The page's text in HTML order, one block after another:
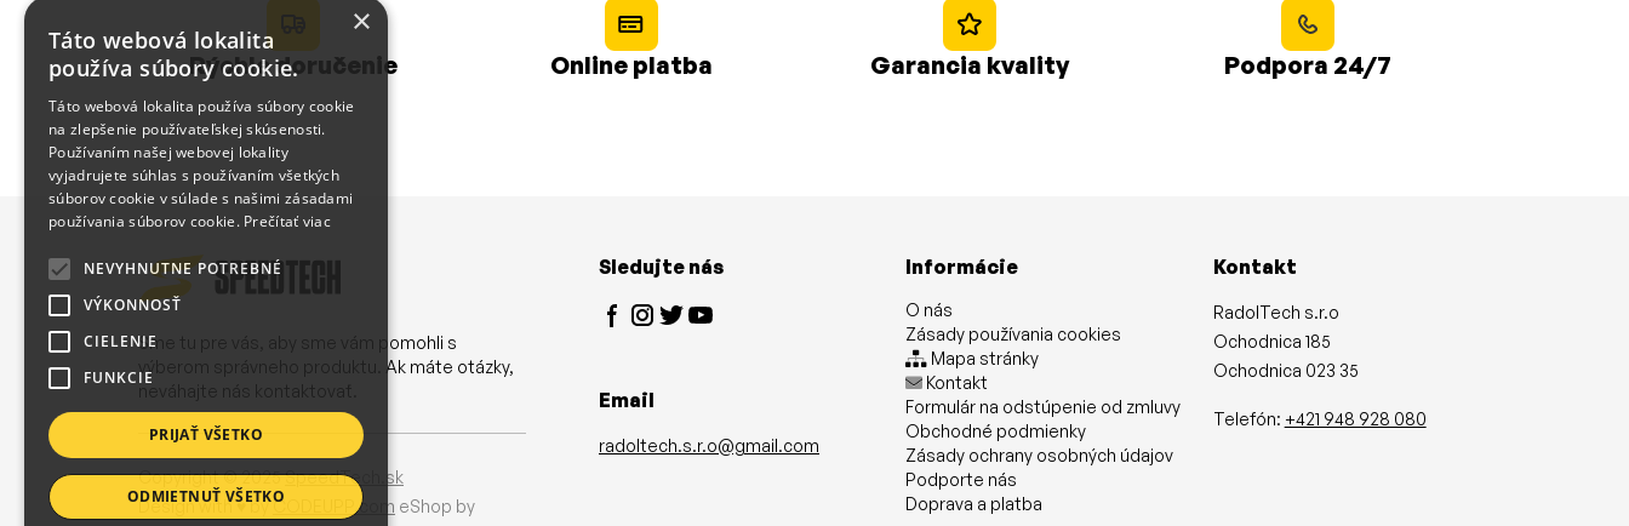
Rýchle doručenie Online platba Garancia kvality Podpora 24/7
Sme tu pre vás, aby sme vám pomohli s
výberom správneho produktu. Ak máte otázky,
neváhajte nás kontaktovať.
Copyright © 2025SpeedTech.sk
Design with ♥ byCODEUPP.com eShop by
Sledujte nás
Email
radoltech.s.r.o@gmail.com
Informácie
O nás
Zásady používania cookies
Mapa stránky
Kontakt
Formulár na odstúpenie od zmluvy
Obchodné podmienky
Zásady ochrany osobných údajov
Podporte nás
Doprava a platba
Kontakt
RadolTech s.r.o
Ochodnica 185
Ochodnica 023 35
Telefón: +421 948 928 080
×
Táto webová lokalita
používa súbory cookie.
Táto webová lokalita používa súbory cookie
na zlepšenie používateľskej skúsenosti.
Používaním našej webovej lokality
vyjadrujete súhlas s používaním všetkých
súborov cookie v súlade s našimi zásadami
používania súborov cookie. Prečítať viac
NEVYHNUTNE POTREBNÉ
VÝKONNOSŤ
CIELENIE
FUNKCIE
PRIJAŤ VŠETKO
ODMIETNUŤ VŠETKO